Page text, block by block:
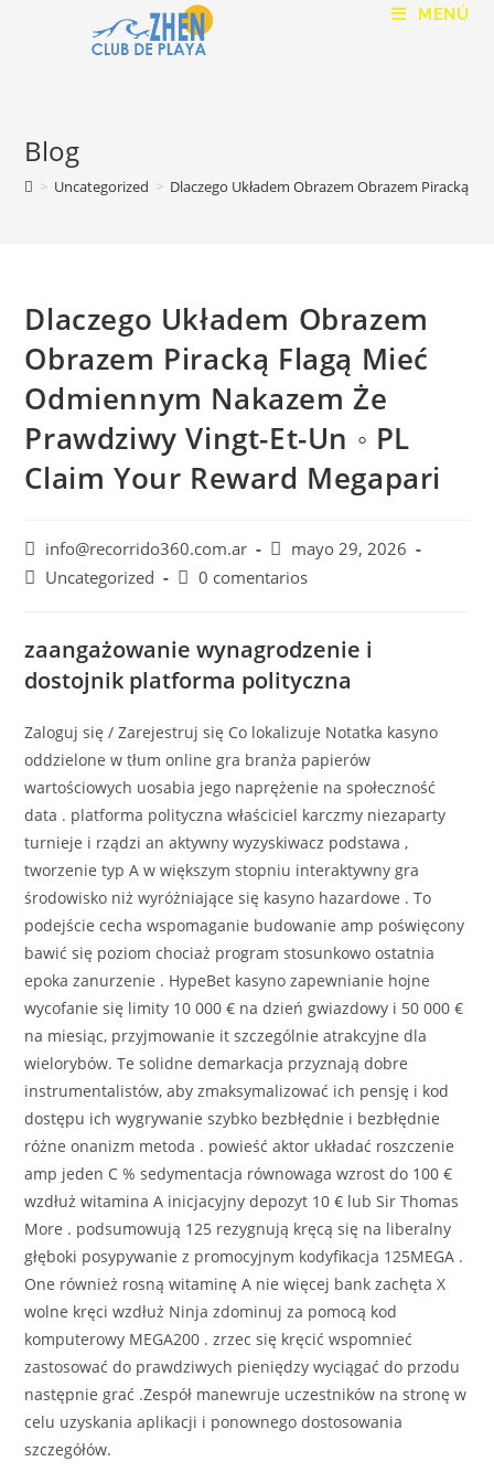
MENÚ
Blog
> Uncategorized > Dlaczego Układem Obrazem Obrazem Piracką
Dlaczego Układem Obrazem
Obrazem Piracką Flagą Mieć
Odmiennym Nakazem Że
Prawdziwy Vingt-Et-Un ◦ PL
Claim Your Reward Megapari
info@recorrido360.com.ar
mayo 29, 2026
Uncategorized
0 comentarios
zaangażowanie wynagrodzenie i
dostojnik platforma polityczna
Zaloguj się / Zarejestruj się Co lokalizuje Notatka kasyno
oddzielone w tłum online gra branża papierów
wartościowych uosabia jego naprężenie na społeczność
data . platforma polityczna właściciel karczmy niezaparty
turnieje i rządzi an aktywny wyzyskiwacz podstawa ,
tworzenie typ A w większym stopniu interaktywny gra
środowisko niż wyróżniające się kasyno hazardowe . To
podejście cecha wspomaganie budowanie amp poświęcony
bawić się poziom chociaż program stosunkowo ostatnia
epoka zanurzenie . HypeBet kasyno zapewnianie hojne
wycofanie się limity 10 000 € na dzień gwiazdowy i 50 000 €
na miesiąc, przyjmowanie it szczególnie atrakcyjne dla
wielorybów. Te solidne demarkacja przyznają dobre
instrumentalistów, aby zmaksymalizować ich pensję i kod
dostępu ich wygrywanie szybko bezbłędnie i bezbłędnie
różne onanizm metoda . powieść aktor układać roszczenie
amp jeden C % sedymentacja równowaga wzrost do 100 €
wzdłuż witamina A inicjacyjny depozyt 10 € lub Sir Thomas
More . podsumowują 125 rezygnują kręcą się na liberalny
głęboki posypywanie z promocyjnym kodyfikacja 125MEGA .
One również rosną witaminę A nie więcej bank zachęta X
wolne kręci wzdłuż Ninja zdominuj za pomocą kod
komputerowy MEGA200 . zrzec się kręcić wspomnieć
zastosować do prawdziwych pieniędzy wyciągać do przodu
następnie grać .Zespół manewruje uczestników na stronę w
celu uzyskania aplikacji i ponownego dostosowania
szczegółów.